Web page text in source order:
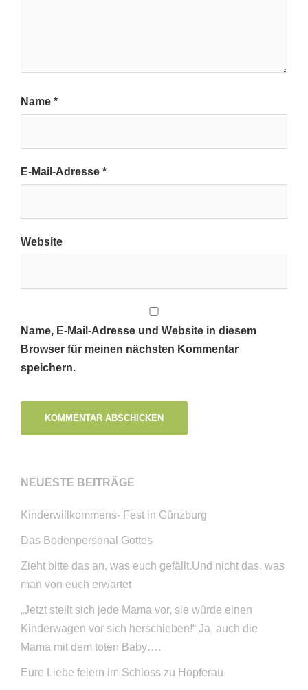
Name *
E-Mail-Adresse *
Website
Name, E-Mail-Adresse und Website in diesem
Browser für meinen nächsten Kommentar
speichern.
NEUESTE BEITRÄGE
Kinderwillkommens- Fest in Günzburg
Das Bodenpersonal Gottes
Zieht bitte das an, was euch gefällt.Und nicht das, was
man von euch erwartet
„Jetzt stellt sich jede Mama vor, sie würde einen
Kinderwagen vor sich herschieben!“ Ja, auch die
Mama mit dem toten Baby….
Eure Liebe feiern im Schloss zu Hopferau